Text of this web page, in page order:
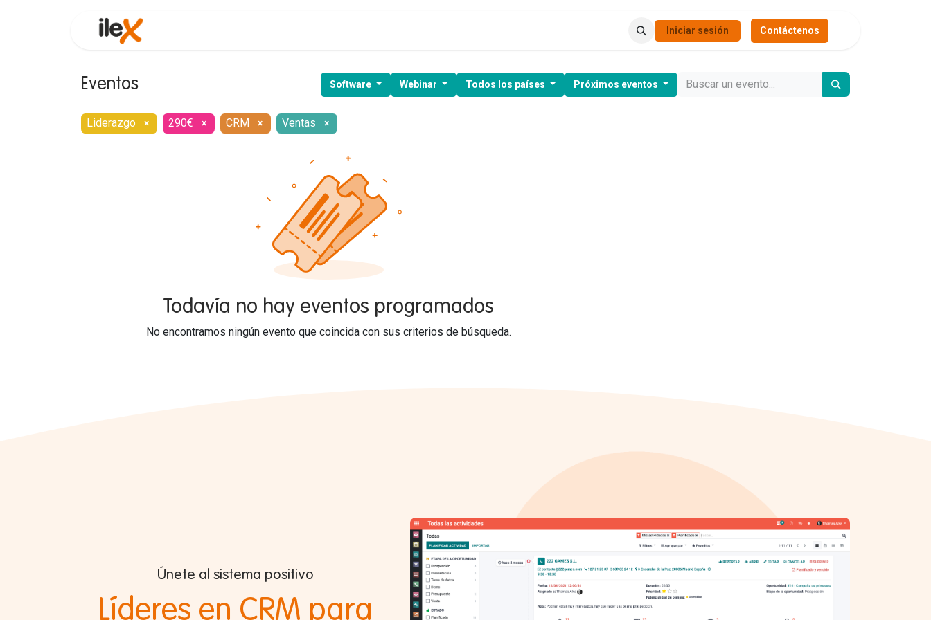
Iniciar sesión Contáctenos
Eventos Software Webinar Todos los países Próximos eventos
Liderazgo × 290€ × CRM × Ventas ×
Todavía no hay eventos programados
No encontramos ningún evento que coincida con sus criterios de búsqueda.
Únete al sistema positivo
Líderes en CRM para